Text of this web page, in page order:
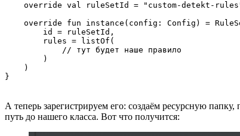
override val ruleSetId = "custom-detekt-
override fun instance(config: Config) =
        id = ruleSetId,
        rules = listOf(
            // тут будет наше правило
        )
    )
А теперь зарегистрируем его: создаём ресурсную папку,
путь до нашего класса. Вот что получится: